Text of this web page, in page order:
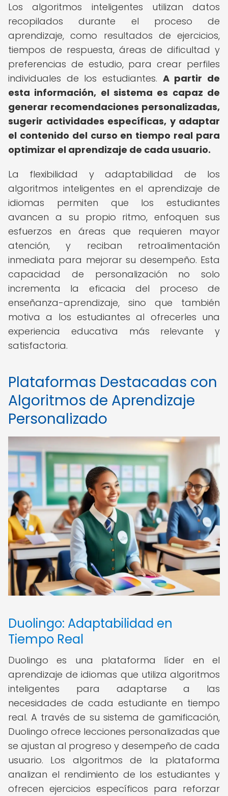
Los algoritmos inteligentes utilizan datos
recopilados durante el proceso de
aprendizaje, como resultados de ejercicios,
tiempos de respuesta, áreas de dificultad y
preferencias de estudio, para crear perfiles
individuales de los estudiantes. A partir de
esta información, el sistema es capaz de
generar recomendaciones personalizadas,
sugerir actividades específicas, y adaptar
el contenido del curso en tiempo real para
optimizar el aprendizaje de cada usuario.
La flexibilidad y adaptabilidad de los
algoritmos inteligentes en el aprendizaje de
idiomas permiten que los estudiantes
avancen a su propio ritmo, enfoquen sus
esfuerzos en áreas que requieren mayor
atención, y reciban retroalimentación
inmediata para mejorar su desempeño. Esta
capacidad de personalización no solo
incrementa la eficacia del proceso de
enseñanza-aprendizaje, sino que también
motiva a los estudiantes al ofrecerles una
experiencia educativa más relevante y
satisfactoria.
Plataformas Destacadas con
Algoritmos de Aprendizaje
Personalizado
Duolingo: Adaptabilidad en
Tiempo Real
Duolingo es una plataforma líder en el
aprendizaje de idiomas que utiliza algoritmos
inteligentes para adaptarse a las
necesidades de cada estudiante en tiempo
real. A través de su sistema de gamificación,
Duolingo ofrece lecciones personalizadas que
se ajustan al progreso y desempeño de cada
usuario. Los algoritmos de la plataforma
analizan el rendimiento de los estudiantes y
ofrecen ejercicios específicos para reforzar